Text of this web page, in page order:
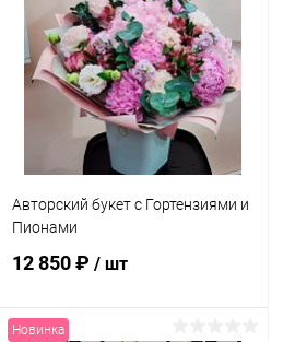
Купить в 1 клик Сравнение
В избранное В наличии
Авторский букет с Гортензиями и
Пионами
12 850 ₽/ шт
Новинка